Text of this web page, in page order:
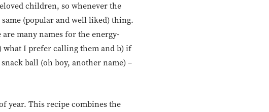
children, so whenever the
same (popular and well liked) thing.
many names for the energy-
what I prefer calling them and b) if
ball (oh boy, another name) –
year. This recipe combines the